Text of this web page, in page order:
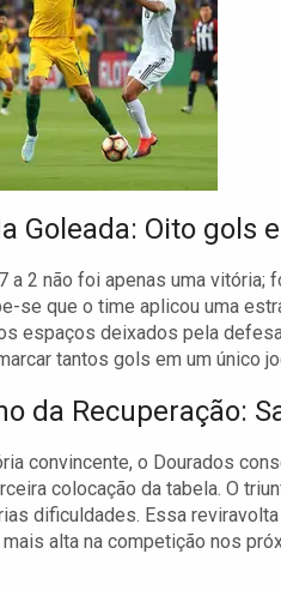
Goleada: Oito gols
a 2 não foi apenas uma vitória;
se que o time aplicou uma
espaços deixados pela
tantos gols em um único
da Recuperação:
convincente, o Dourados
colocação da tabela. O
dificuldades. Essa
alta na competição nos